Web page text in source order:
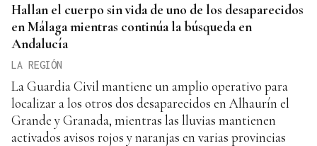
Hallan el cuerpo sin vida de uno de los desaparecidos
en Málaga mientras continúa la búsqueda en
Andalucía
LA REGIÓN
La Guardia Civil mantiene un amplio operativo para
localizar a los otros dos desaparecidos en Alhaurín el
Grande y Granada, mientras las lluvias mantienen
activados avisos rojos y naranjas en varias provincias